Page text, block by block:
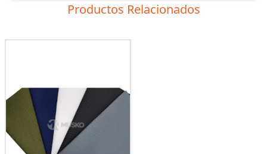
Productos Relacionados